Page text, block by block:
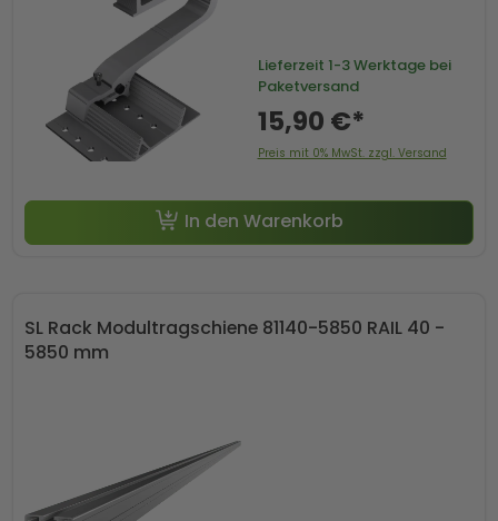
Lieferzeit 1-3 Werktage bei
Paketversand
15,90 €*
Preis mit 0% MwSt. zzgl. Versand
In den Warenkorb
SL Rack Modultragschiene 81140-5850 RAIL 40 -
5850 mm